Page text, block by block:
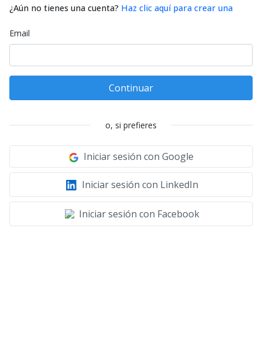
¿Aún no tienes una cuenta? Haz clic aquí para crear una
Email
Continuar
o, si prefieres
Iniciar sesión con Google
Iniciar sesión con LinkedIn
Iniciar sesión con Facebook